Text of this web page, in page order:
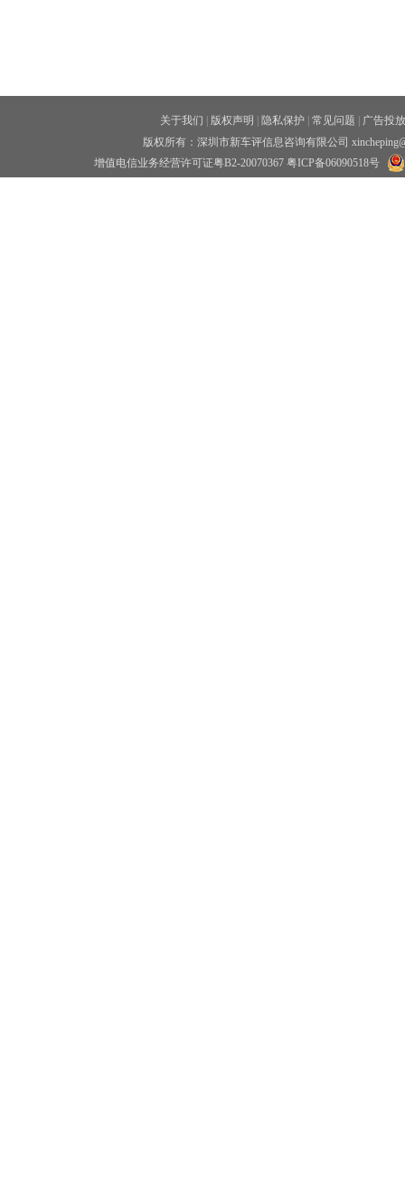
关于我们 版权声明 隐私保护 常见问题
广告投放
版权所有：深圳市新车评信息咨询有限公司
增值电信业务经营许可证粤B2-20070367 粤ICP备06090518号